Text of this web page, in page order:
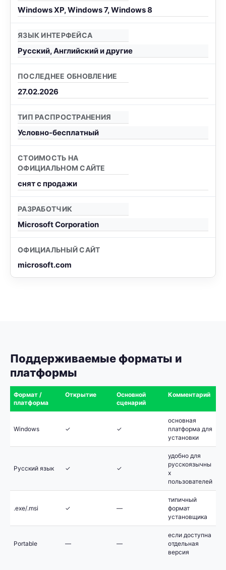
Windows XP, Windows 7, Windows 8
ЯЗЫК ИНТЕРФЕЙСА
Русский, Английский и другие
ПОСЛЕДНЕЕ ОБНОВЛЕНИЕ
27.02.2026
ТИП РАСПРОСТРАНЕНИЯ
Условно-бесплатный
СТОИМОСТЬ НА
ОФИЦИАЛЬНОМ САЙТЕ
снят с продажи
РАЗРАБОТЧИК
Microsoft Corporation
ОФИЦИАЛЬНЫЙ САЙТ
microsoft.com
Поддерживаемые форматы и
платформы
Формат /
платформа
Открытие
Основной
сценарий
Комментарий
Windows ✓ ✓
основная
платформа для
установки
Русский язык ✓ ✓
удобно для
русскоязычны
х
пользователей
.exe/.msi ✓ —
типичный
формат
установщика
Portable — —
если доступна
отдельная
версия